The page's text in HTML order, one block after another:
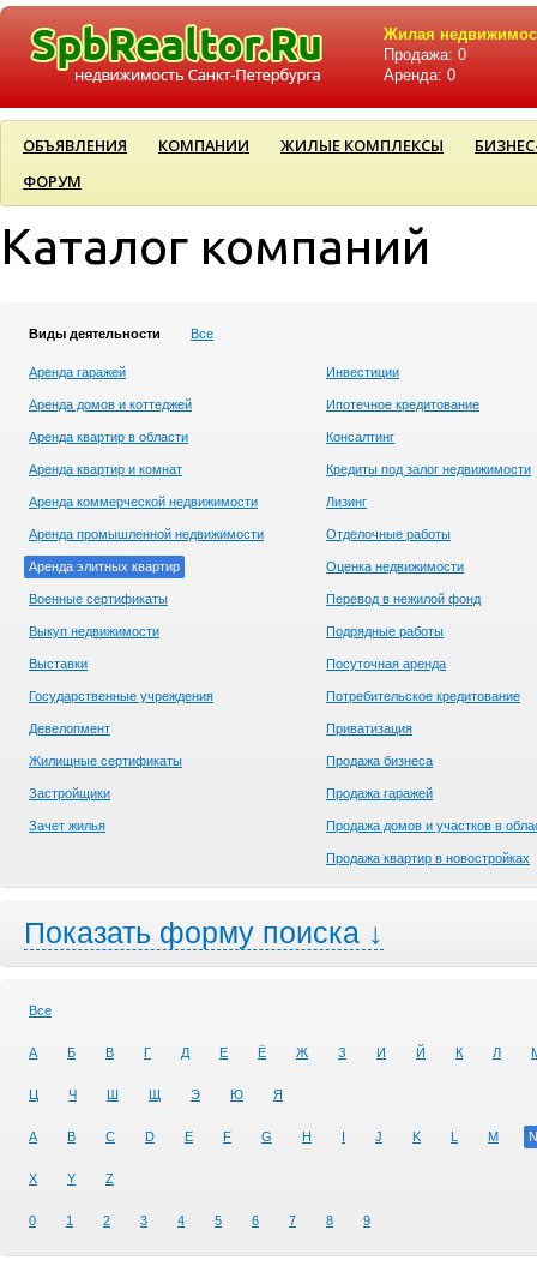
Жилая
Продажа: 0
Аренда: 0
ОБЪЯВЛЕНИЯ КОМПАНИИ ЖИЛЫЕ КОМПЛЕКСЫ
ФОРУМ
Каталог компаний
Виды деятельности Все
Аренда гаражей
Аренда домов и коттеджей
Аренда квартир в области
Аренда квартир и комнат
Аренда коммерческой недвижимости
Аренда промышленной недвижимости
Аренда элитных квартир
Военные сертификаты
Выкуп недвижимости
Выставки
Государственные учреждения
Девелопмент
Жилищные сертификаты
Застройщики
Зачет жилья
Инвестиции
Ипотечное кредитование
Консалтинг
Кредиты под залог недвижимости
Лизинг
Отделочные работы
Оценка недвижимости
Перевод в нежилой фонд
Подрядные работы
Посуточная аренда
Потребительское кредитование
Приватизация
Продажа бизнеса
Продажа гаражей
Продажа домов и участков в
Продажа квартир в новостройках
Показать форму поиска ↓
Все
А Б В Г Д Е Ё Ж З И Й К Л
Ц Ч Ш Щ Э Ю Я
A B C D E F G H I J K L M N
X Y Z
0 1 2 3 4 5 6 7 8 9